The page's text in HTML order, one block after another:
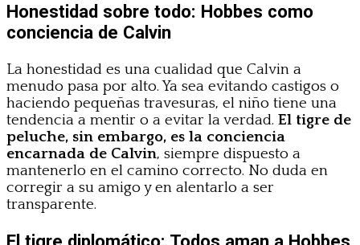
Honestidad sobre todo: Hobbes como
conciencia de Calvin
La honestidad es una cualidad que Calvin a
menudo pasa por alto. Ya sea evitando castigos o
haciendo pequeñas travesuras, el niño tiene una
tendencia a mentir o a evitar la verdad. El tigre de
peluche, sin embargo, es la conciencia
encarnada de Calvin, siempre dispuesto a
mantenerlo en el camino correcto. No duda en
corregir a su amigo y en alentarlo a ser
transparente.
El tigre diplomático: Todos aman a Hobbes